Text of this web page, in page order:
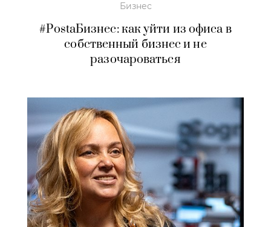
Бизнес
#PostaБизнес: как уйти из офиса в
собственный бизнес и не
разочароваться